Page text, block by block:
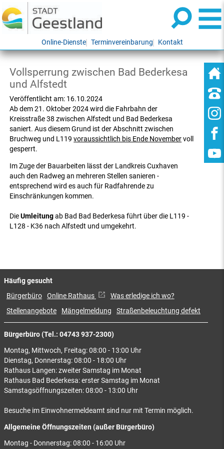
Online-Dienste Terminvereinbarung Kontakt
Vollsperrung zwischen Bad Bederkesa
und Alfstedt
Veröffentlicht am: 16.10.2024
Ab dem 21. Oktober 2024 wird die Fahrbahn der
Kreisstraße 38 zwischen Alfstedt und Bad Bederkesa
saniert. Aus diesem Grund ist der Abschnitt zwischen
Bruchweg und L119voraussichtlich bis Ende Novembervoll
gesperrt.
Im Zuge der Bauarbeiten lässt der Landkreis Cuxhaven
auch den Radweg an mehreren Stellen sanieren -
entsprechend wird es auch für Radfahrende zu
Einschränkungen kommen.
DieUmleitungab Bad Bad Bederkesa führt über die L119 -
L128 - K36 nach Alfstedt und umgekehrt.
Bürgerbüro (Tel.: 04743 937-2300)
Montag, Mittwoch, Freitag: 08:00 - 13:00 Uhr
Dienstag, Donnerstag: 08:00 - 18:00 Uhr
Rathaus Langen: zweiter Samstag im Monat
Rathaus Bad Bederkesa: erster Samstag im Monat
Samstagsöffnungszeiten: 08:00 - 13:00 Uhr
Besuche im Einwohnermeldeamt sind nur mit Termin möglich.
Allgemeine Öffnungszeiten (außer Bürgerbüro)
Montag - Donnerstag: 08:00 - 16:00 Uhr
Häufig gesucht
Bürgerbüro Online Rathaus
Was erledige ich wo?
Stellenangebote
Mängelmeldung Straßenbeleuchtung defekt